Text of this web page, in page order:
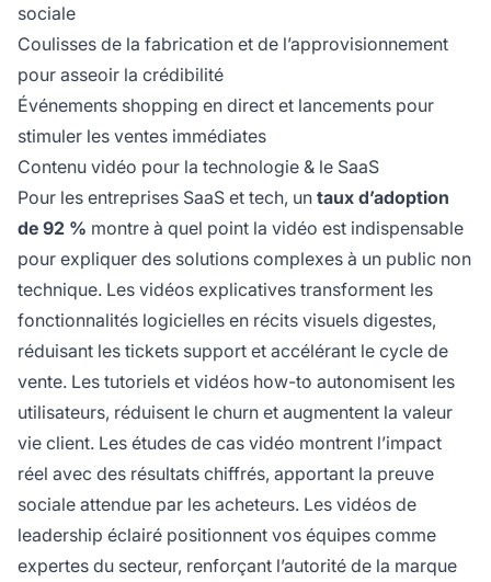
sociale
Coulisses de la fabrication et de l’approvisionnement
pour asseoir la crédibilité
Événements shopping en direct et lancements pour
stimuler les ventes immédiates
Contenu vidéo pour la technologie & le SaaS
Pour les entreprises SaaS et tech, un taux d’adoption
de 92 % montre à quel point la vidéo est indispensable
pour expliquer des solutions complexes à un public non
technique. Les vidéos explicatives transforment les
fonctionnalités logicielles en récits visuels digestes,
réduisant les tickets support et accélérant le cycle de
vente. Les tutoriels et vidéos how-to autonomisent les
utilisateurs, réduisent le churn et augmentent la valeur
vie client. Les études de cas vidéo montrent l’impact
réel avec des résultats chiffrés, apportant la preuve
sociale attendue par les acheteurs. Les vidéos de
leadership éclairé positionnent vos équipes comme
expertes du secteur, renforçant l’autorité de la marque